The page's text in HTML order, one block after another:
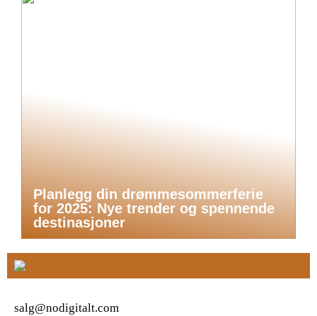
Planlegg din drømmesommerferie
for 2025: Nye trender og spennende
destinasjoner
salg@nodigitalt.com